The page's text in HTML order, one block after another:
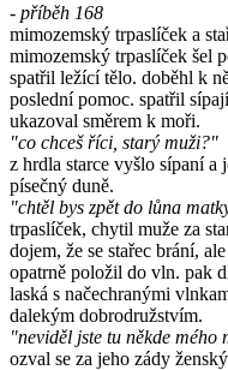
- příběh 168
mimozemský trpaslíček a
mimozemský trpaslíček šel
spatřil ležící tělo. doběhl k
poslední pomoc. spatřil
ukazoval směrem k moři.
"co chceš říci, starý muži?"
z hrdla starce vyšlo sípaní a
písečný duně.
"chtěl bys zpět do lůna
trpaslíček, chytil muže za
dojem, že se stařec brání,
opatrně položil do vln. pak
laská s načechranými
dalekým dobrodružstvím.
"neviděl jste tu někde
ozval se za jeho zády